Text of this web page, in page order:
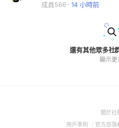
成員566
14 小時前
還有其他眾多社
顯示更
關於社
用戶準則 (Open
官方部落